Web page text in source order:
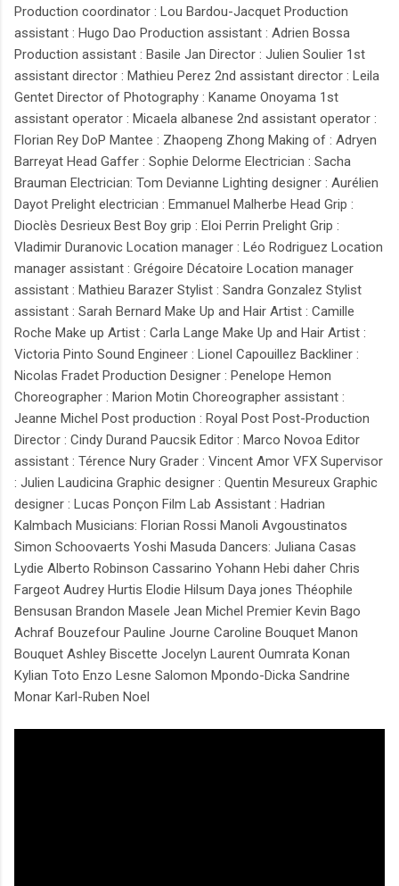
Production coordinator : Lou Bardou-Jacquet Production
assistant : Hugo Dao Production assistant : Adrien Bossa
Production assistant : Basile Jan Director : Julien Soulier 1st
assistant director : Mathieu Perez 2nd assistant director : Leila
Gentet Director of Photography : Kaname Onoyama 1st
assistant operator : Micaela albanese 2nd assistant operator :
Florian Rey DoP Mantee : Zhaopeng Zhong Making of : Adryen
Barreyat Head Gaffer : Sophie Delorme Electrician : Sacha
Brauman Electrician: Tom Devianne Lighting designer : Aurélien
Dayot Prelight electrician : Emmanuel Malherbe Head Grip :
Dioclès Desrieux Best Boy grip : Eloi Perrin Prelight Grip :
Vladimir Duranovic Location manager : Léo Rodriguez Location
manager assistant : Grégoire Décatoire Location manager
assistant : Mathieu Barazer Stylist : Sandra Gonzalez Stylist
assistant : Sarah Bernard Make Up and Hair Artist : Camille
Roche Make up Artist : Carla Lange Make Up and Hair Artist :
Victoria Pinto Sound Engineer : Lionel Capouillez Backliner :
Nicolas Fradet Production Designer : Penelope Hemon
Choreographer : Marion Motin Choreographer assistant :
Jeanne Michel Post production : Royal Post Post-Production
Director : Cindy Durand Paucsik Editor : Marco Novoa Editor
assistant : Térence Nury Grader : Vincent Amor VFX Supervisor
: Julien Laudicina Graphic designer : Quentin Mesureux Graphic
designer : Lucas Ponçon Film Lab Assistant : Hadrian
Kalmbach Musicians: Florian Rossi Manoli Avgoustinatos
Simon Schoovaerts Yoshi Masuda Dancers: Juliana Casas
Lydie Alberto Robinson Cassarino Yohann Hebi daher Chris
Fargeot Audrey Hurtis Elodie Hilsum Daya jones Théophile
Bensusan Brandon Masele Jean Michel Premier Kevin Bago
Achraf Bouzefour Pauline Journe Caroline Bouquet Manon
Bouquet Ashley Biscette Jocelyn Laurent Oumrata Konan
Kylian Toto Enzo Lesne Salomon Mpondo-Dicka Sandrine
Monar Karl-Ruben Noel